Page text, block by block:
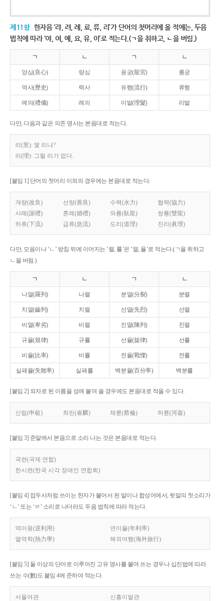
제11항 한자음 ‘랴, 려, 례, 료, 류, 리’가 단어의 첫머리에 올 적에는, 두음
법칙에 따라 ‘야, 여, 예, 요, 유, 이’로 적는다.(ㄱ을 취하고, ㄴ을 버림.)
ㄱ ㄴ ㄱ ㄴ
양심(良心) 량심 용궁(龍宮) 룡궁
역사(歷史) 력사 유행(流行) 류행
예의(禮儀) 례의 이발(理髮) 리발
다만, 다음과 같은 의존 명사는 본음대로 적는다.
리(里): 몇 리냐?
리(理): 그럴 리가 없다.
[붙임 1] 단어의 첫머리 이외의 경우에는 본음대로 적는다.
개량(改良) 선량(善良) 수력(水力)
협력(協力)
사례(謝禮)
혼례(婚禮) 와룡(臥龍)
쌍룡(雙龍)
하류(下流)
급류(急流) 도리(道理) 진리(眞理)
다만, 모음이나 ‘ㄴ’ 받침 뒤에 이어지는 ‘렬, 률’은 ‘열, 율’로 적는다.(ㄱ을 취하고
ㄴ을 버림.)
ㄱ ㄴ ㄱ ㄴ
나열(羅列) 나렬 분열(分裂) 분렬
치열(齒列) 치렬 선열(先烈) 선렬
비열(卑劣) 비렬 진열(陳列) 진렬
규율(規律) 규률 선율(旋律) 선률
비율(比率) 비률 전율(戰慄) 전률
실패율(失敗率) 실패률 백분율(百分率) 백분률
[붙임 2] 외자로 된 이름을 성에 붙여 쓸 경우에도 본음대로 적을 수 있다.
신립(申砬) 최린(崔麟) 채륜(蔡倫) 하륜(河崙)
[붙임 3] 준말에서 본음으로 소리 나는 것은 본음대로 적는다.
국련(국제 연합)
한시련(한국 시각 장애인 연합회)
[붙임 4] 접두사처럼 쓰이는 한자가 붙어서 된 말이나 합성어에서, 뒷말의 첫소리가
‘ㄴ’ 또는 ‘ㄹ’ 소리로 나더라도 두음 법칙에 따라 적는다.
역이용(逆利用)
연이율(年利率)
열역학(熱力學)
해외여행(海外旅行)
[붙임 5] 둘 이상의 단어로 이루어진 고유 명사를 붙여 쓰는 경우나 십진법에 따라
쓰는 수(數)도 붙임 4에 준하여 적는다.
서울여관 신흥이발관